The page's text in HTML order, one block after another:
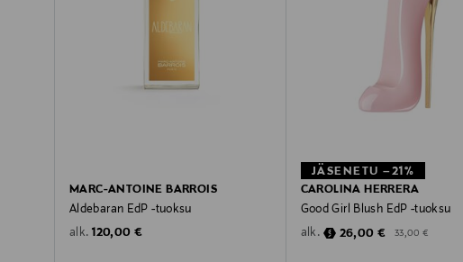
MARC-ANTOINE BARROIS
Aldebaran EdP -tuoksu
alk. Original Price
120,00 €
JÄSENETU –21%
CAROLINA HERRERA
Good Girl Blush EdP -tuoksu
alk.
Discounted Price
26,00 € Original Price
33,00 €